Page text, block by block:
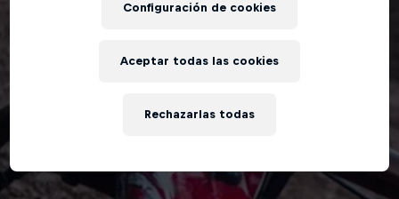
Configuración de cookies
Rechazarlas todas
Aceptar todas las cookies